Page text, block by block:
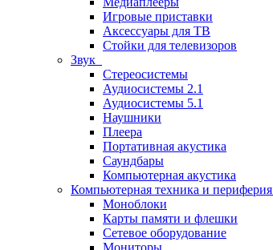
Игровые приставки
Аксессуары для ТВ
Стойки для телевизоров
Звук
Стереосистемы
Аудиосистемы 2.1
Аудиосистемы 5.1
Наушники
Плеера
Портативная акустика
Саундбары
Компьютерная акустика
Компьютерная техника и периферия
Моноблоки
Карты памяти и флешки
Сетевое оборудование
Мониторы